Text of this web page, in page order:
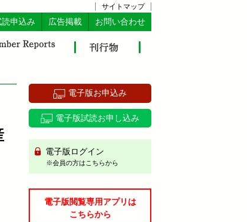
サイトマップ
申込み 広告掲載 お問い合わせ
電子版お申込み
電子版試読お申し込み
電子版ログイン
※会員の方はこちらから
電子版閲覧専用アプリは
こちらから